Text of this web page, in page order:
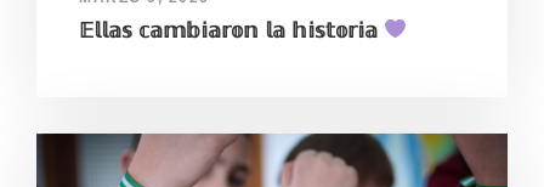
𝔼𝕝𝕝𝕒𝕤 𝕔𝕒𝕞𝕓𝕚𝕒𝕣𝕠𝕟 𝕝𝕒 𝕙𝕚𝕤𝕥𝕠𝕣𝕚𝕒